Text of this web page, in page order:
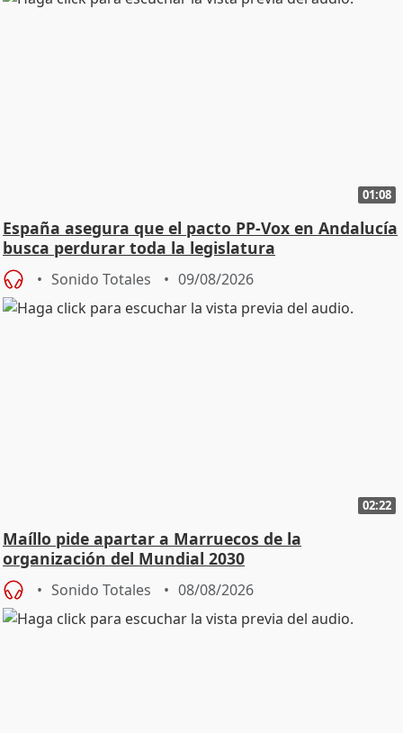
01:08
España asegura que el pacto PP-Vox en Andalucía
busca perdurar toda la legislatura
Sonido Totales 09/08/2026
02:22
Maíllo pide apartar a Marruecos de la
organización del Mundial 2030
Sonido Totales 08/08/2026